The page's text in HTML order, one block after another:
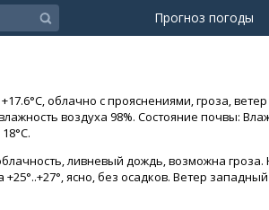
Прогноз погоды
облачно с прояснениями, гроза,
воздуха 98%. Состояние почвы:
ливневый дождь, возможна гроза.
ясно, без осадков. Ветер